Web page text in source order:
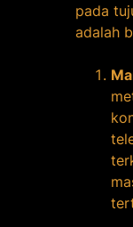
pada
adalah